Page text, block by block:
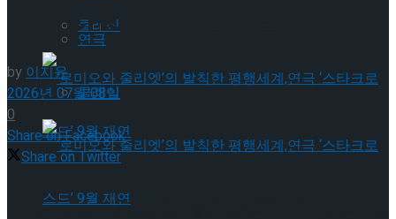
클래식
‘로미오와 줄리엣’의 발칙한 평행세계,연극 ‘스
연극
클래식
THE CHOICE 8월 11일 개막
by이지윤
2026년 07월 08일
0
Share on Facebook
Share on Twitter